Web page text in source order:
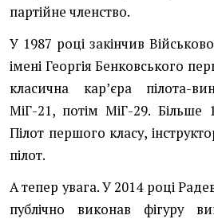
партійне членство.
У 1987 році закінчив
імені Георгія Бенковського
класична карʼєра пілота-
МіГ-21, потім МіГ-29. Більше
Пілот першого класу,
пілот.
А тепер увага. У 2014 році
публічно виконав фігуру